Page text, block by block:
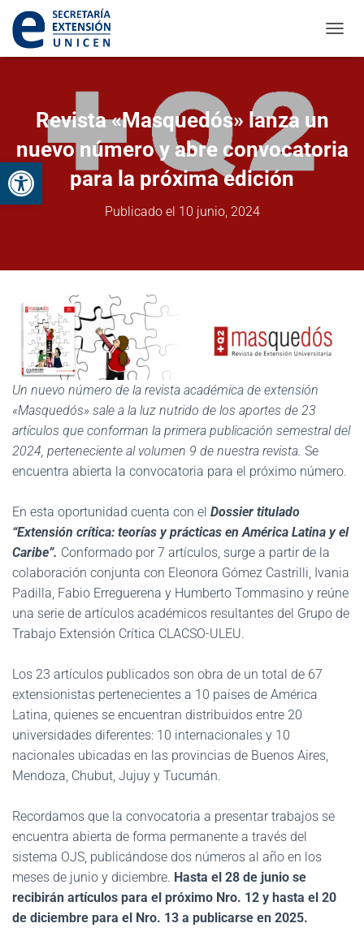
Abrir barra de herramientas
Revista «Masquedós» lanza un
nuevo número y abre convocatoria
para la próxima edición
Publicado el 10 junio, 2024
Un nuevo número de la revista académica de extensión
«Masquedós» sale a la luz nutrido de los aportes de 23
artículos que conforman la primera publicación semestral del
2024, perteneciente al volumen 9 de nuestra revista. Se
encuentra abierta la convocatoria para el próximo número.
En esta oportunidad cuenta con el Dossier titulado
“Extensión crítica: teorías y prácticas en América Latina y el
Caribe”. Conformado por 7 artículos, surge a partir de la
colaboración conjunta con Eleonora Gómez Castrilli, Ivania
Padilla, Fabio Erreguerena y Humberto Tommasino y reúne
una serie de artículos académicos resultantes del Grupo de
Trabajo Extensión Crítica CLACSO-ULEU.
Los 23 artículos publicados son obra de un total de 67
extensionistas pertenecientes a 10 países de América
Latina, quienes se encuentran distribuidos entre 20
universidades diferentes: 10 internacionales y 10
nacionales ubicadas en las provincias de Buenos Aires,
Mendoza, Chubut, Jujuy y Tucumán.
Recordamos que la convocatoria a presentar trabajos se
encuentra abierta de forma permanente a través del
sistema OJS, publicándose dos números al año en los
meses de junio y diciembre. Hasta el 28 de junio se
recibirán artículos para el próximo Nro. 12 y hasta el 20
de diciembre para el Nro. 13 a publicarse en 2025.